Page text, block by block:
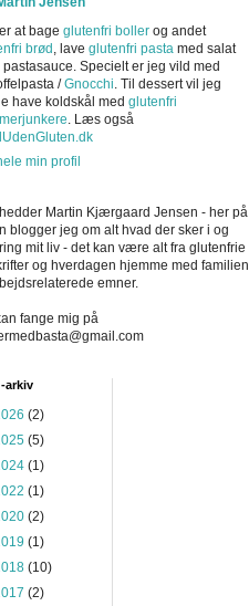
at bage glutenfri boller og andet
brød , lave glutenfri pasta med salat
Specielt er jeg vild med
/Gnocchi. Til dessert vil jeg
have koldskål med glutenfri
. Læs også
min profil
Martin Kjærgaard Jensen - her på
blogger jeg om alt hvad der sker i og
mit liv - det kan være alt fra glutenfrie
og hverdagen hjemme med familien
emner.
fange mig på
arkiv
(2)
(5)
(1)
(1)
(2)
(1)
(10)
(2)